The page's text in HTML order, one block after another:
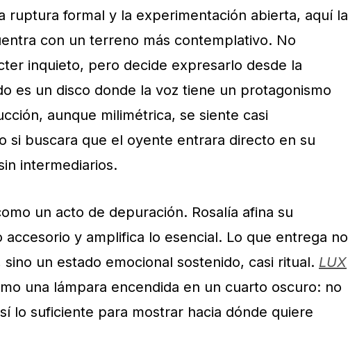
ruptura formal y la experimentación abierta, aquí la
con un terreno más contemplativo. No
inquieto, pero decide expresarlo desde la
es un disco donde la voz tiene un protagonismo
aunque milimétrica, se siente casi
si buscara que el oyente entrara directo en su
intermediarios.
un acto de depuración. Rosalía afina su
accesorio y amplifica lo esencial. Lo que entrega no
un estado emocional sostenido, casi ritual. LUX
una lámpara encendida en un cuarto oscuro: no
lo suficiente para mostrar hacia dónde quiere